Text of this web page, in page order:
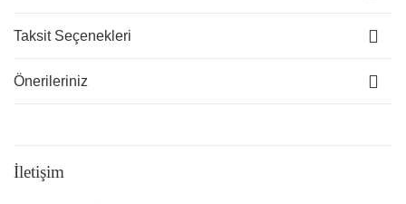
Taksit Seçenekleri
Önerileriniz
İletişim